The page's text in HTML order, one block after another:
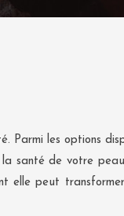
les options
santé de votre
elle peut